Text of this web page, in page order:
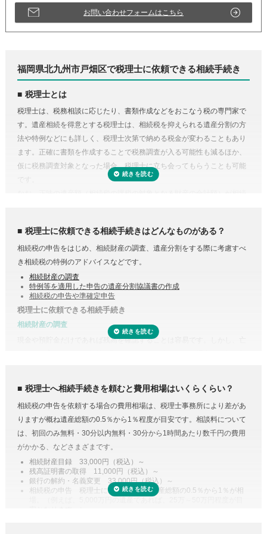
お問い合わせフォームはこちら
福岡県北九州市戸畑区で税理士に依頼できる相続手続き
税理士とは
税理士は、税務相談に応じたり、書類作成などをおこなう税の専門家で
す。遺産相続を得意とする税理士は、相続税を抑えられる遺産分割の方
法や特例などにも詳しく、税理士次第で納める税金が変わることもあり
ます。正確に書類を作成することで税務調査が入る可能性も減るほか、
仮に税務調査対象となった場合、税理士に立ち会ってもらうことも可能
です。
税理士に依頼できる相続手続きはどんなものがある？
相続税の申告をはじめ、相続財産の調査、遺産分割をする際に考慮すべ
き相続税の特例のアドバイスなどです。
相続財産の調査
特例等を適用した申告の遺産分割協議書の作成
相続税の申告や準確定申告
税理士に依頼できる相続手続き
相続財産の調査
現金や預貯金だけであれば残高を確認することは容易です。しかし、亡
また、株式や貴金属、不動産などは評価をする必要があります。また、
とで合わせて収集・管理が可能になり、取り直しや多く取りすぎなどの
手間・無駄が省けます。
例えば、配偶者が取得した正味の遺産額は、1億6,000万円と配偶者の法
定相続分相当額を比較してどちらか大きい金額までは相続税がかからな
税理士へ相続手続きを頼むと費用相場はいくらくらい？
相続税の申告を依頼する場合の費用相場は、税理士事務所により差があ
りますが概ね遺産総額の0.5％から1％程度が目安です。相談料について
は、初回のみ無料・30分以内無料・30分から1時間あたり数千円の費用
がかかる、などさまざまです。
相続財産目録 33,000円（税込）～
残高証明書の取得 11,000円（税込）～
銀行の解約・名義変更 33,000円（税込）～
相続税の申告 税理士により差があり遺産総額の0.5％から1％が相